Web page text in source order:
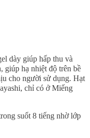
dày giúp hấp thu và
giúp hạ nhiệt độ trên bề
cho người sử dụng. Hạt
chỉ có ở Miếng
suốt 8 tiếng nhờ lớp